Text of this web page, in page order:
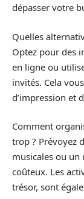
dépasser votre
Quelles
Optez pour des
en ligne ou
invités. Cela
d’impression et
Comment
trop ? Prévoyez
musicales ou un
coûteux. Les
trésor, sont